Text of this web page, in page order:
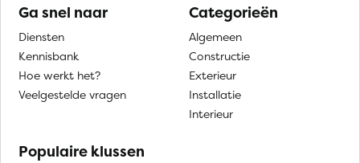
Ga snel naar
Diensten
Kennisbank
Hoe werkt het?
Veelgestelde vragen
Categorieën
Algemeen
Constructie
Exterieur
Installatie
Interieur
Populaire klussen